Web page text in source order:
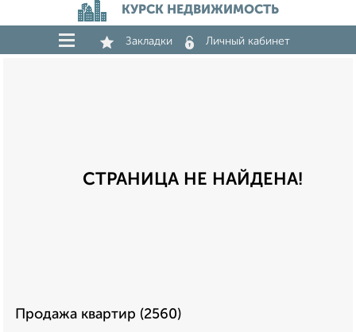
КУРСК НЕДВИЖИМОСТЬ
Закладки Личный кабинет
СТРАНИЦА НЕ НАЙДЕНА!
Продажа квартир (2560)